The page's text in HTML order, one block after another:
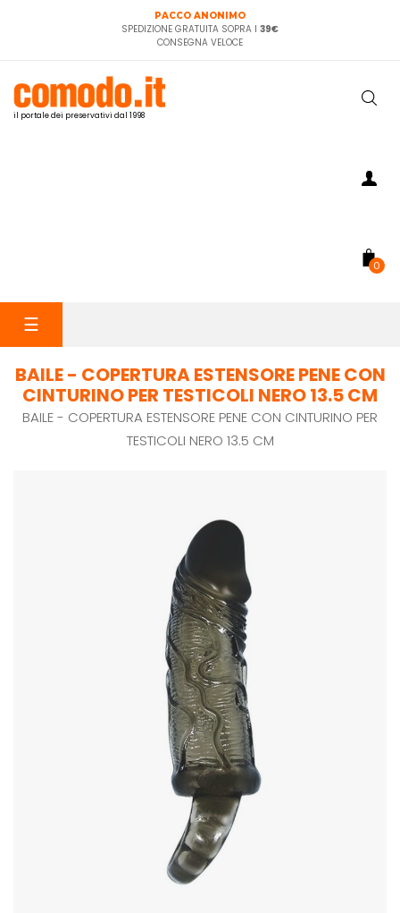
PACCO ANONIMO
SPEDIZIONE GRATUITA SOPRA I 39€
CONSEGNA VELOCE
il portale dei preservativi dal 1998
0
navigazione
☰
BAILE - COPERTURA ESTENSORE PENE CON
CINTURINO PER TESTICOLI NERO 13.5 CM
BAILE - COPERTURA ESTENSORE PENE CON CINTURINO PER
TESTICOLI NERO 13.5 CM